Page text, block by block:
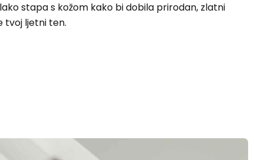
stapa s kožom kako bi dobila prirodan, zlatni
tvoj ljetni ten.